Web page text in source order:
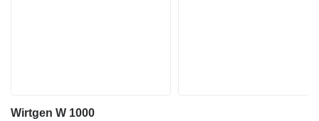
Wirtgen W 1000